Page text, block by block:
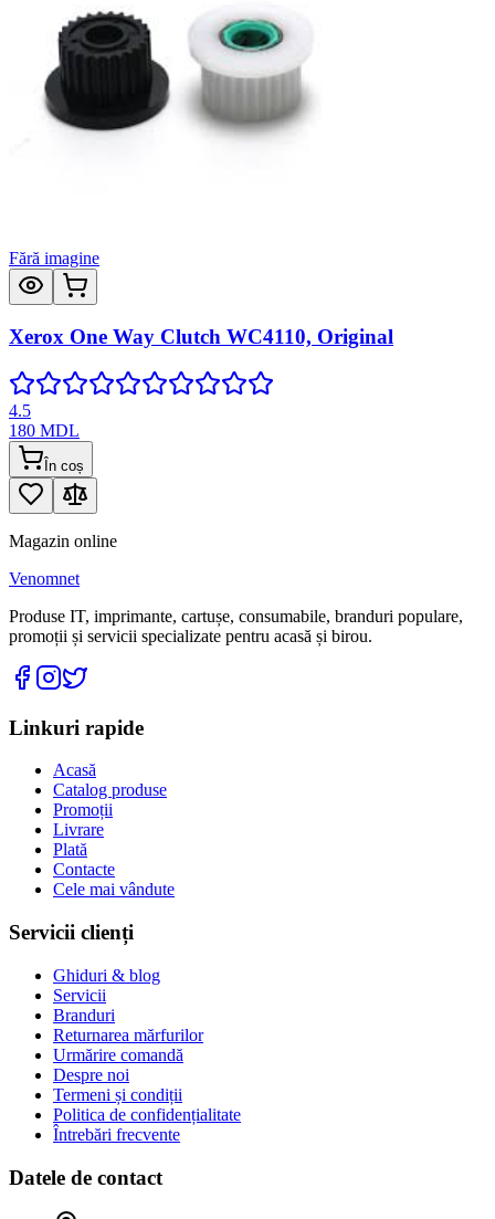
Fără imagine
Xerox One Way Clutch WC4110, Original
4.5
180 MDL
În coș
Magazin online
Venomnet
Produse IT, imprimante, cartușe, consumabile, branduri populare,
promoții și servicii specializate pentru acasă și birou.
Linkuri rapide
Acasă
Catalog produse
Promoții
Livrare
Plată
Contacte
Cele mai vândute
Servicii clienți
Ghiduri & blog
Servicii
Branduri
Returnarea mărfurilor
Urmărire comandă
Despre noi
Termeni și condiții
Politica de confidențialitate
Întrebări frecvente
Datele de contact